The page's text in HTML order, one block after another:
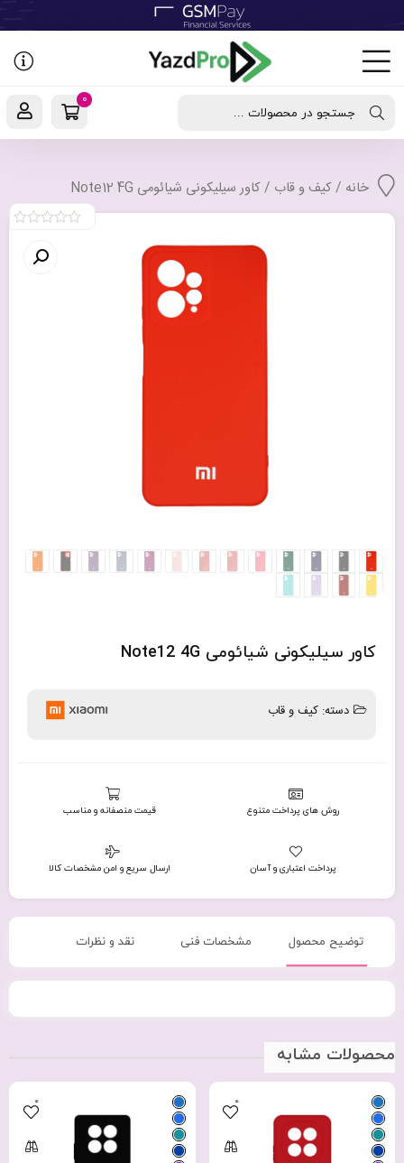
جستجو در محصولات ...
0
خانه /کیف و قاب / کاور سیلیکونی شیائومی Note12 4G
کاور سیلیکونی شیائومی Note12 4G
دسته: کیف و قاب
روش های پرداخت متنوع قیمت منصفانه و مناسب
پرداخت اعتباری و آسان ارسال سریع و امن مشخصات کالا
توضیح محصول مشخصات فنی نقد و نظرات
محصولات مشابه
0
0